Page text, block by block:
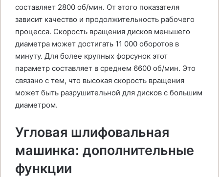
составляет 2800 об/мин. От этого показателя
зависит качество и продолжительность рабочего
процесса. Скорость вращения дисков меньшего
диаметра может достигать 11 000 оборотов в
минуту. Для более крупных форсунок этот
параметр составляет в среднем 6600 об/мин. Это
связано с тем, что высокая скорость вращения
может быть разрушительной для дисков с большим
диаметром.
Угловая шлифовальная
машинка: дополнительные
функции